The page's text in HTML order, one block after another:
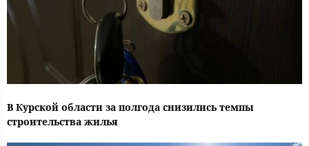
В Курской области за полгода снизились темпы
строительства жилья